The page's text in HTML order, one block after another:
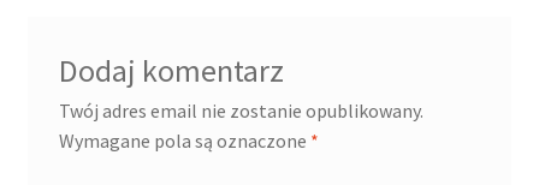
Dodaj komentarz
Twój adres email nie zostanie opublikowany.
Wymagane pola są oznaczone *